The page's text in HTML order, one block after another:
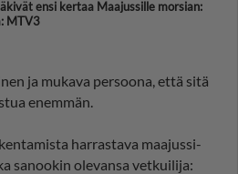
ensi kertaa Maajussille morsian:
MTV3
ja mukava persoona, että sitä
enemmän.
harrastava maajussi-
sanookin olevansa vetkuilija: